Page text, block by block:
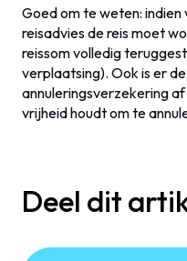
Goed om te weten:
reisadvies de reis moet
reissom volledig
verplaatsing). Ook is er
annuleringsverzekering
vrijheid houdt om te
Deel dit